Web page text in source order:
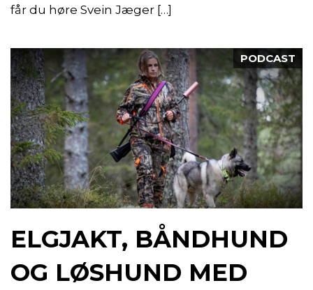
får du høre Svein Jæger […]
PODCAST
ELGJAKT, BÅNDHUND
OG LØSHUND MED